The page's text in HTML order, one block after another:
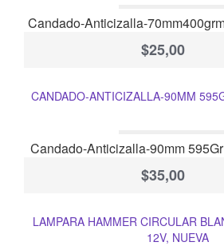
Candado-Anticizalla-
$25,00
CANDADO-ANTICIZALLA-90MM
Candado-Anticizalla-90mm
$35,00
LAMPARA HAMMER CIRCULAR
12V, NUEVA